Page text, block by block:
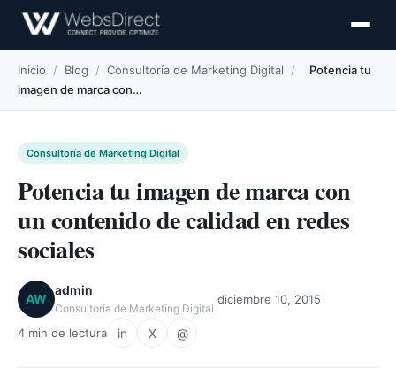
Inicio / Blog / Consultoría de Marketing Digital /
Potencia tu
imagen de marca con…
Consultoría de Marketing Digital
Potencia tu imagen de marca con
un contenido de calidad en redes
sociales
AW
admin
Consultoría de Marketing Digital
diciembre 10, 2015
4 min de lectura in X @